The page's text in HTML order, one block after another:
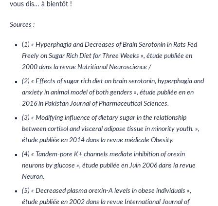
vous dis… à bientôt !
Sources :
( 1) « Hyperphagia and Decreases of Brain Serotonin in Rats Fed
Freely on Sugar Rich Diet for Three Weeks », étude publiée en
2000 dans la revue Nutritional Neuroscience /
(2) « Effects of sugar rich diet on brain serotonin, hyperphagia and
anxiety in animal model of both genders », étude publiée en en
2016 in Pakistan Journal of Pharmaceutical Sciences.
(3) « Modifying influence of dietary sugar in the relationship
between cortisol and visceral adipose tissue in minority youth. »,
étude publiée en 2014 dans la revue médicale Obesity.
(4) « Tandem-pore K+ channels mediate inhibition of orexin
neurons by glucose », étude publiée en Juin 2006 dans la revue
Neuron.
(5) « Decreased plasma orexin-A levels in obese individuals »,
étude publiée en 2002 dans la revue International Journal of